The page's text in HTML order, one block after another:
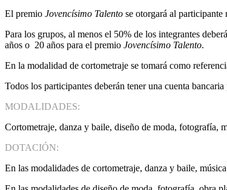
El premio Jovencísimo Talento se otorgará al participante
Para los grupos, al menos el 50% de los integrantes
años o 20 años para el premio Jovencísimo Talento.
En la modalidad de cortometraje se tomará como
Todos los participantes deberán tener una cuenta
MODALIDADES:
Cortometraje, danza y baile, diseño de moda, fotografía,
DOTACIÓN:
En las modalidades de cortometraje, danza y baile,